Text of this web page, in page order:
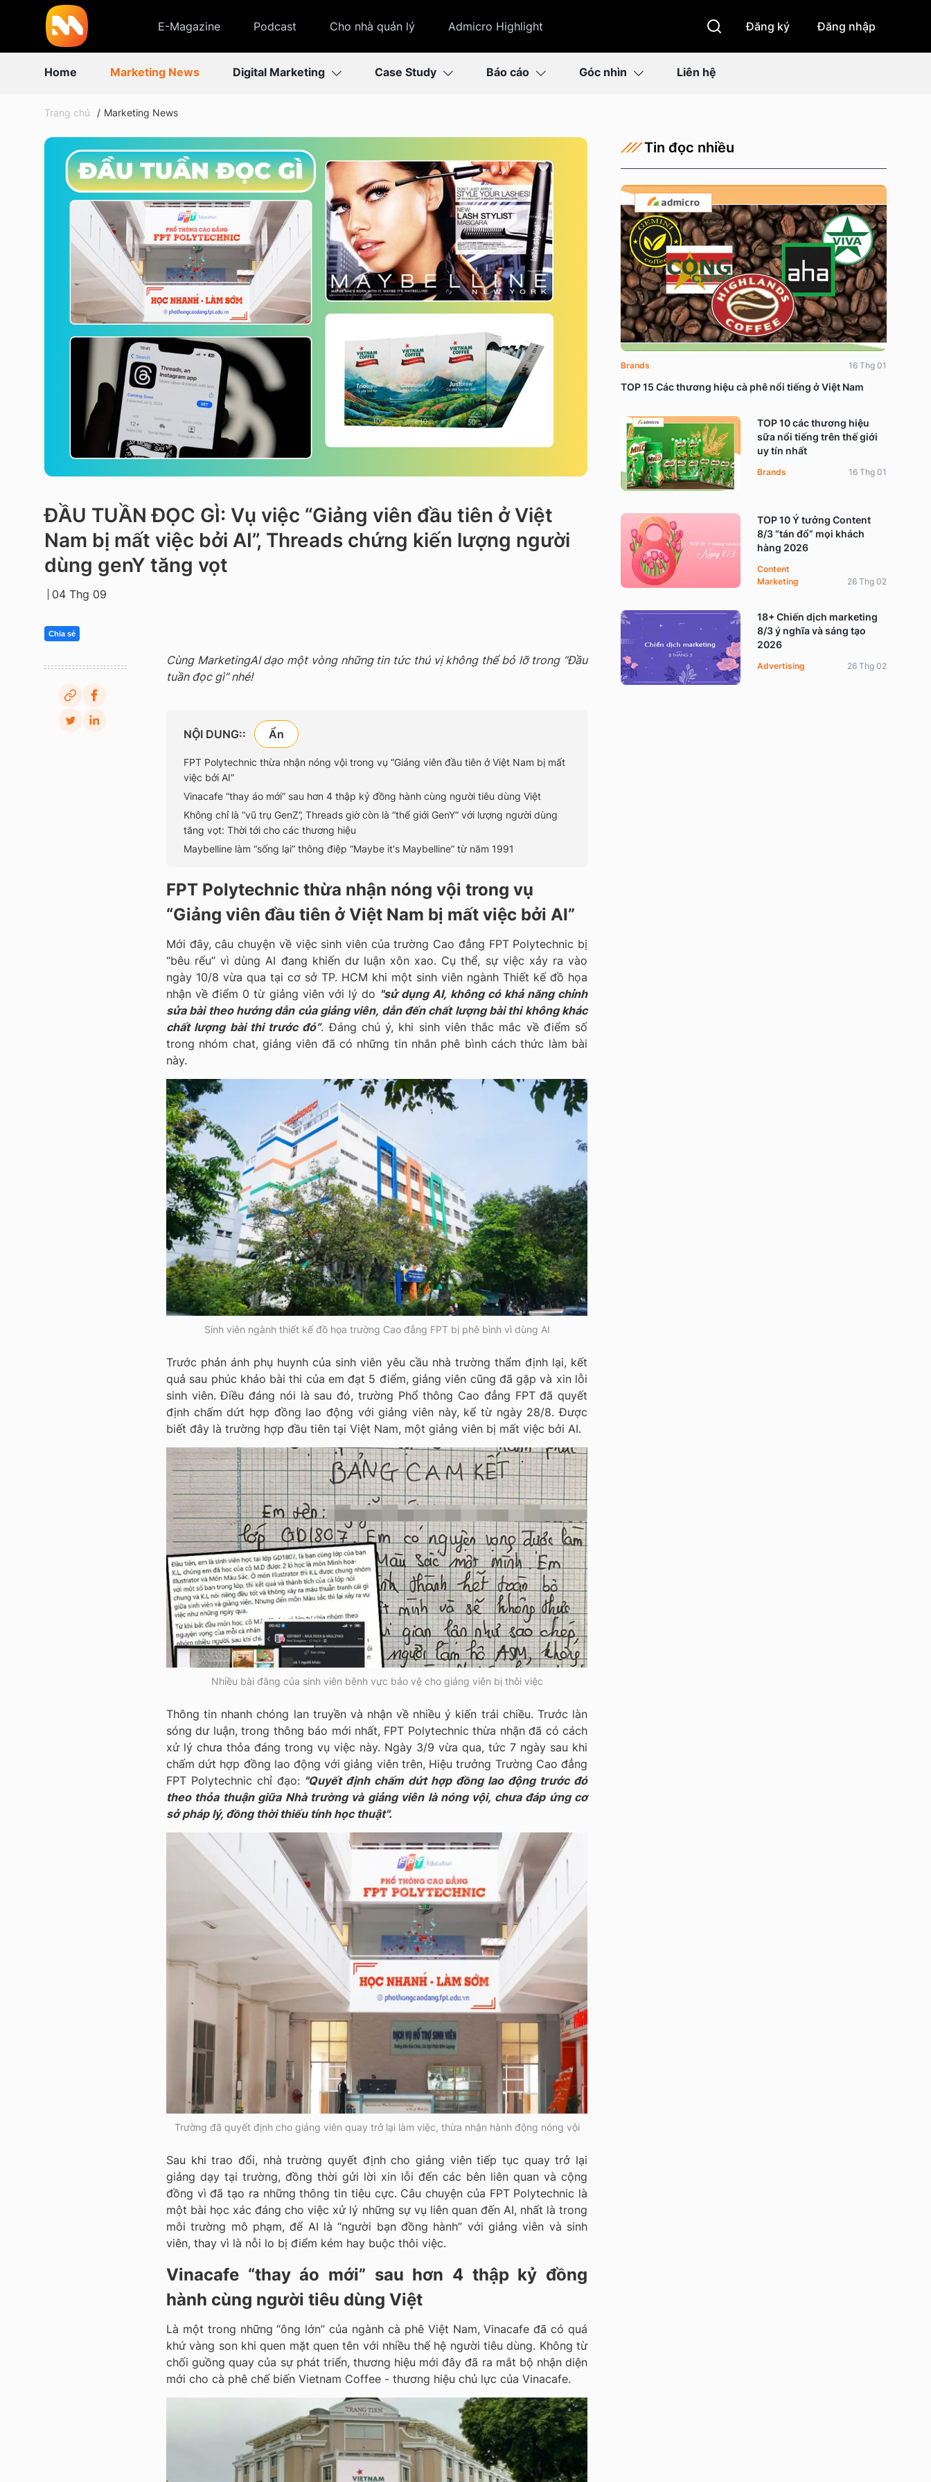
E-Magazine Podcast Cho nhà quản lý Admicro Highlight Đăng ký Đăng nhập
Home Marketing News Digital Marketing Case Study Báo cáo Góc nhìn Liên hệ
Trang chủ Marketing News
ĐẦU TUẦN ĐỌC GÌ: Vụ việc “Giảng viên đầu tiên ở Việt
Nam bị mất việc bởi AI”, Threads chứng kiến lượng người
dùng genY tăng vọt
04 Thg 09
Chia sẻ
Cùng MarketingAI dạo một vòng những tin tức thú vị không thể bỏ lỡ trong “Đầu
tuần đọc gì” nhé!
NỘI DUNG::
FPT Polytechnic thừa nhận nóng vội trong vụ “Giảng viên đầu tiên ở Việt Nam bị mất
việc bởi AI”
Vinacafe “thay áo mới” sau hơn 4 thập kỷ đồng hành cùng người tiêu dùng Việt
Không chỉ là “vũ trụ GenZ”, Threads giờ còn là “thế giới GenY” với lượng người dùng
tăng vọt: Thời tới cho các thương hiệu
Maybelline làm “sống lại” thông điệp “Maybe it's Maybelline” từ năm 1991
FPT Polytechnic thừa nhận nóng vội trong vụ
“Giảng viên đầu tiên ở Việt Nam bị mất việc bởi AI”
Mới đây, câu chuyện về việc sinh viên của trường Cao đẳng FPT Polytechnic bị
“bêu rếu” vì dùng AI đang khiến dư luận xôn xao. Cụ thể, sự việc xảy ra vào
ngày 10/8 vừa qua tại cơ sở TP. HCM khi một sinh viên ngành Thiết kế đồ họa
nhận về điểm 0 từ giảng viên với lý do "sử dụng AI, không có khả năng chỉnh
sửa bài theo hướng dẫn của giảng viên, dẫn đến chất lượng bài thi không khác
chất lượng bài thi trước đó”. Đáng chú ý, khi sinh viên thắc mắc về điểm số
trong nhóm chat, giảng viên đã có những tin nhắn phê bình cách thức làm bài
này.
Sinh viên ngành thiết kế đồ họa trường Cao đẳng FPT bị phê bình vì dùng AI
Trước phản ánh phụ huynh của sinh viên yêu cầu nhà trường thẩm định lại, kết
quả sau phúc khảo bài thi của em đạt 5 điểm, giảng viên cũng đã gặp và xin lỗi
sinh viên. Điều đáng nói là sau đó, trường Phổ thông Cao đẳng FPT đã quyết
định chấm dứt hợp đồng lao động với giảng viên này, kể từ ngày 28/8. Được
biết đây là trường hợp đầu tiên tại Việt Nam, một giảng viên bị mất việc bởi AI.
Nhiều bài đăng của sinh viên bênh vực bảo vệ cho giảng viên bị thôi việc
Thông tin nhanh chóng lan truyền và nhận về nhiều ý kiến trái chiều. Trước làn
sóng dư luận, trong thông báo mới nhất, FPT Polytechnic thừa nhận đã có cách
xử lý chưa thỏa đáng trong vụ việc này. Ngày 3/9 vừa qua, tức 7 ngày sau khi
chấm dứt hợp đồng lao động với giảng viên trên, Hiệu trưởng Trường Cao đẳng
FPT Polytechnic chỉ đạo: "Quyết định chấm dứt hợp đồng lao động trước đó
theo thỏa thuận giữa Nhà trường và giảng viên là nóng vội, chưa đáp ứng cơ
sở pháp lý, đồng thời thiếu tính học thuật".
Trường đã quyết định cho giảng viên quay trở lại làm việc, thừa nhận hành động nóng vội
Sau khi trao đổi, nhà trường quyết định cho giảng viên tiếp tục quay trở lại
giảng dạy tại trường, đồng thời gửi lời xin lỗi đến các bên liên quan và cộng
đồng vì đã tạo ra những thông tin tiêu cực. Câu chuyện của FPT Polytechnic là
một bài học xác đáng cho việc xử lý những sự vụ liên quan đến AI, nhất là trong
môi trường mô phạm, để AI là “người bạn đồng hành” với giảng viên và sinh
viên, thay vì là nỗi lo bị điểm kém hay buộc thôi việc.
Vinacafe “thay áo mới” sau hơn 4 thập kỷ đồng
hành cùng người tiêu dùng Việt
Là một trong những “ông lớn” của ngành cà phê Việt Nam, Vinacafe đã có quá
khứ vàng son khi quen mặt quen tên với nhiều thế hệ người tiêu dùng. Không từ
chối guồng quay của sự phát triển, thương hiệu mới đây đã ra mắt bộ nhận diện
mới cho cà phê chế biến Vietnam Coffee - thương hiệu chủ lực của Vinacafe.
Tin đọc nhiều
TOP 15 Các thương hiệu cà phê nổi tiếng ở Việt Nam
Brands 16 Thg 01
TOP 10 các thương hiệu
sữa nổi tiếng trên thế giới
uy tín nhất
Brands 16 Thg 01
TOP 10 Ý tưởng Content
8/3 “tán đổ” mọi khách
hàng 2026
Content
Marketing
26 Thg 02
18+ Chiến dịch marketing
8/3 ý nghĩa và sáng tạo
2026
Advertising 26 Thg 02